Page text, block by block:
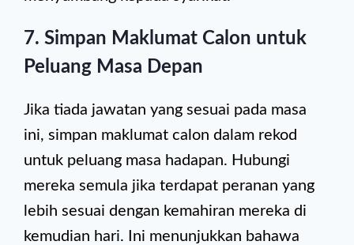
7. Simpan Maklumat Calon untuk
Peluang Masa Depan
Jika tiada jawatan yang sesuai pada masa
ini, simpan maklumat calon dalam rekod
untuk peluang masa hadapan. Hubungi
mereka semula jika terdapat peranan yang
lebih sesuai dengan kemahiran mereka di
kemudian hari. Ini menunjukkan bahawa